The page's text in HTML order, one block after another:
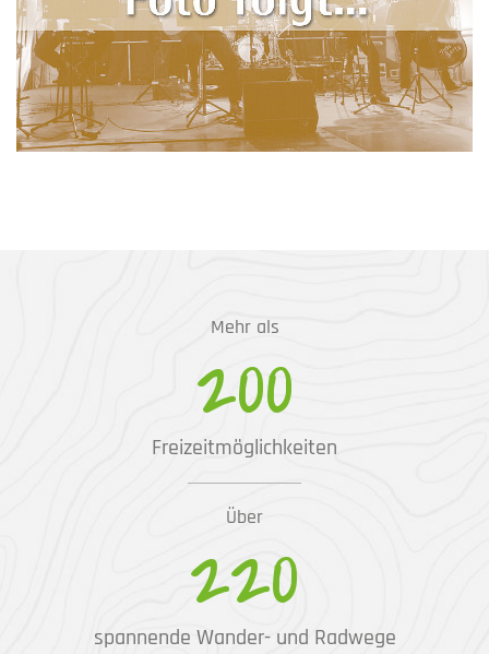
Mehr als
200
Freizeitmöglichkeiten
Über
220
spannende Wander- und Radwege